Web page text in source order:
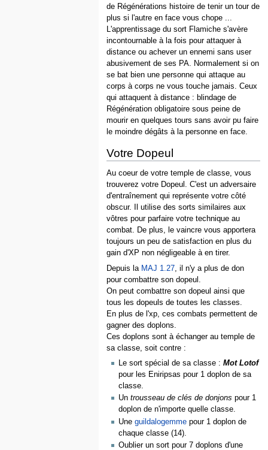
de Régénérations histoire de tenir un tour de
plus si l'autre en face vous chope ...
L'apprentissage du sort Flamiche s'avère
incontournable à la fois pour attaquer à
distance ou achever un ennemi sans user
abusivement de ses PA. Normalement si on
se bat bien une personne qui attaque au
corps à corps ne vous touche jamais. Ceux
qui attaquent à distance : blindage de
Régénération obligatoire sous peine de
mourir en quelques tours sans avoir pu faire
le moindre dégâts à la personne en face.
Votre Dopeul
Au coeur de votre temple de classe, vous
trouverez votre Dopeul. C'est un adversaire
d'entraînement qui représente votre côté
obscur. Il utilise des sorts similaires aux
vôtres pour parfaire votre technique au
combat. De plus, le vaincre vous apportera
toujours un peu de satisfaction en plus du
gain d'XP non négligeable à en tirer.
Depuis la MAJ 1.27, il n'y a plus de don
pour combattre son dopeul.
On peut combattre son dopeul ainsi que
tous les dopeuls de toutes les classes.
En plus de l'xp, ces combats permettent de
gagner des doplons.
Ces doplons sont à échanger au temple de
sa classe, soit contre :
Le sort spécial de sa classe :Mot Lotof
pour les Eniripsas pour 1 doplon de sa
classe.
Untrousseau de clés de donjons pour 1
doplon de n'importe quelle classe.
Uneguildalogemme pour 1 doplon de
chaque classe (14).
Oublier un sort pour 7 doplons d'une